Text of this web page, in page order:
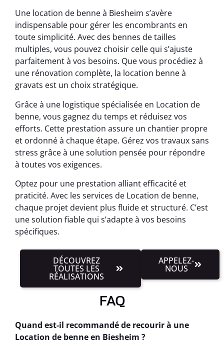
Une location de benne à Biesheim s’avère
indispensable pour gérer les encombrants en
toute simplicité. Avec des bennes de tailles
multiples, vous pouvez choisir celle qui s’ajuste
parfaitement à vos besoins. Que vous procédiez à
une rénovation complète, la location benne à
gravats est un choix stratégique.
Grâce à une logistique spécialisée en Location de
benne, vous gagnez du temps et réduisez vos
efforts. Cette prestation assure un chantier propre
et ordonné à chaque étape. Gérez vos travaux sans
stress grâce à une solution pensée pour répondre
à toutes vos exigences.
Optez pour une prestation alliant efficacité et
praticité. Avec les services de Location de benne,
chaque projet devient plus fluide et structuré. C’est
une solution fiable qui s’adapte à vos besoins
spécifiques.
DÉCOUVREZ
TOUTES LES
RÉALISATIONS
APPELEZ-
NOUS
FAQ
Quand est-il recommandé de recourir à une
Location de benne en Biesheim ?